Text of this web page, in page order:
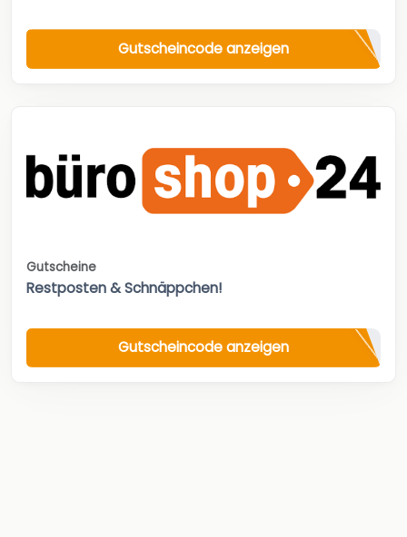
Gutscheincode anzeigen
Gutscheine
Restposten & Schnäppchen!
Gutscheincode anzeigen